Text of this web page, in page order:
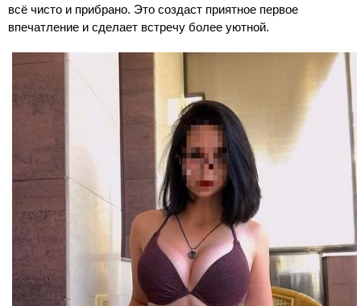
всё чисто и прибрано. Это создаст приятное первое
впечатление и сделает встречу более уютной.